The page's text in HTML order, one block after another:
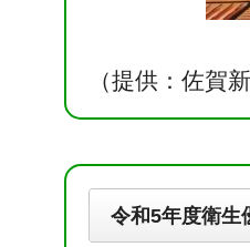
（提供：佐賀
令和5年度衛生